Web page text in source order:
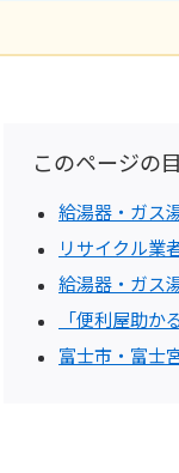
このページの
給湯器・ガス
リサイクル業
給湯器・ガス
「便利屋助
富士市・富士